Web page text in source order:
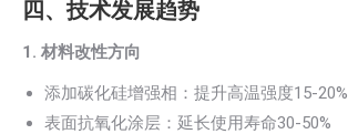
四、技术发展趋势
1. 材料改性方向
添加碳化硅增强相：提升高温强度15-20%
表面抗氧化涂层：延长使用寿命30-50%